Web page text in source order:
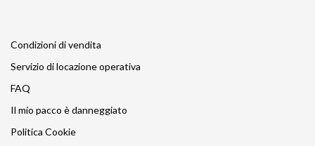
Condizioni di vendita
Servizio di locazione operativa
FAQ
Il mio pacco è danneggiato
Politica Cookie